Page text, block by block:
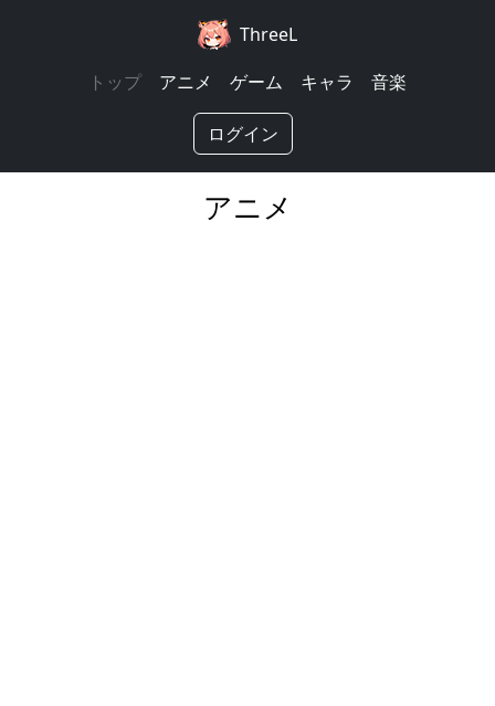
ThreeL
トップ
アニメ ゲーム キャラ 音楽
ログイン
アニメ